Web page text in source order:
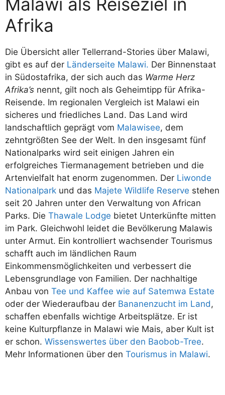
Afrika
Die Übersicht aller Tellerrand-Stories über Malawi,
gibt es auf der Länderseite Malawi. Der Binnenstaat
in Südostafrika, der sich auch das Warme Herz
Afrika’s nennt, gilt noch als Geheimtipp für Afrika-
Reisende. Im regionalen Vergleich ist Malawi ein
sicheres und friedliches Land. Das Land wird
landschaftlich geprägt vom Malawisee, dem
zehntgrößten See der Welt. In den insgesamt fünf
Nationalparks wird seit einigen Jahren ein
erfolgreiches Tiermanagement betrieben und die
Artenvielfalt hat enorm zugenommen. Der Liwonde
Nationalpark und das Majete Wildlife Reserve stehen
seit 20 Jahren unter den Verwaltung von African
Parks. Die Thawale Lodge bietet Unterkünfte mitten
im Park. Gleichwohl leidet die Bevölkerung Malawis
unter Armut. Ein kontrolliert wachsender Tourismus
schafft auch im ländlichen Raum
Einkommensmöglichkeiten und verbessert die
Lebensgrundlage von Familien. Der nachhaltige
Anbau von Tee und Kaffee wie auf Satemwa Estate
oder der Wiederaufbau der Bananenzucht im Land,
schaffen ebenfalls wichtige Arbeitsplätze. Er ist
keine Kulturpflanze in Malawi wie Mais, aber Kult ist
er schon. Wissenswertes über den Baobob-Tree.
Mehr Informationen über den Tourismus in Malawi.